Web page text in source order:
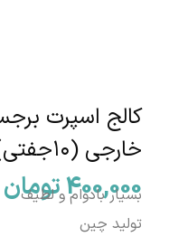
خارجی (۱۰جفتی)
400,000تومان
بسیار بادوام و لطیف
تولید چین